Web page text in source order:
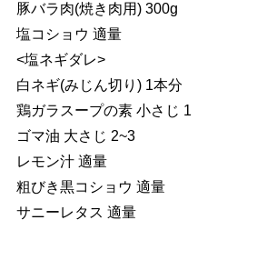
豚バラ肉(焼き肉用) 300g
塩コショウ 適量
<塩ネギダレ>
白ネギ(みじん切り) 1本分
鶏ガラスープの素 小さじ 1
ゴマ油 大さじ 2~3
レモン汁 適量
粗びき黒コショウ 適量
サニーレタス 適量